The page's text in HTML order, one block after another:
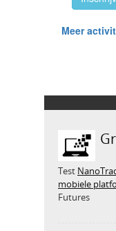
Test
mobiele
Futures